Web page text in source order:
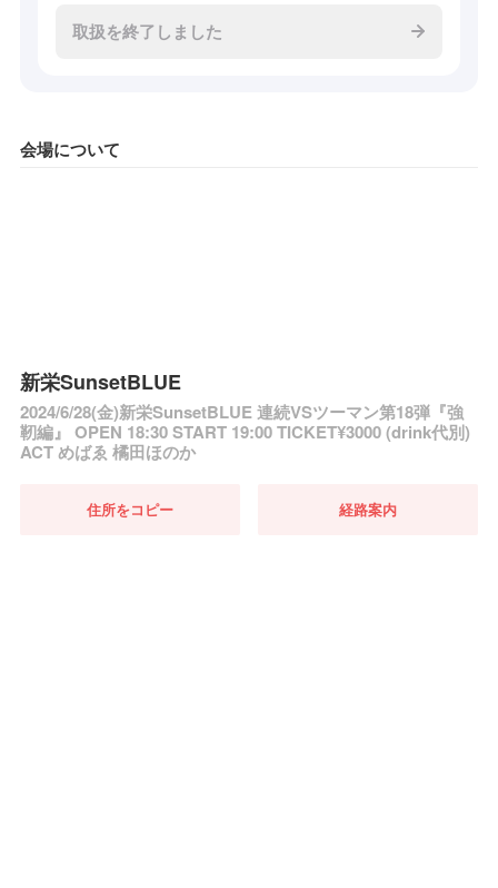
取扱を終了しました
会場について
新栄SunsetBLUE
2024/6/28(金)新栄SunsetBLUE 連続VSツーマン第18弾『強
靭編』 OPEN 18:30 START 19:00 TICKET¥3000 (drink代別)
ACT めばゑ 橘田ほのか
住所をコピー 経路案内